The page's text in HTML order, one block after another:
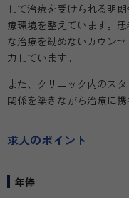
して治療を受けられる明
療環境を整えています。
な治療を勧めないカウン
力しています。
また、クリニック内のス
関係を築きながら治療に
求人のポイント
年俸